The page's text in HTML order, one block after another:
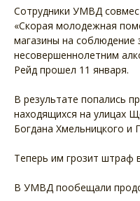
Сотрудники УМВД
«Скорая молодежная
магазины на соблюдение
несовершеннолетним
Рейд прошел 11 января.
В результате попались
находящихся на улицах
Богдана Хмельницкого и
Теперь им грозит штраф
В УМВД пообещали